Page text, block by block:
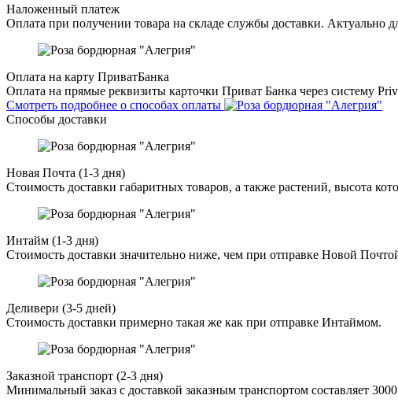
Наложенный платеж
Оплата при получении товара на складе службы доставки. Актуально
Оплата на карту ПриватБанка
Оплата на прямые реквизиты карточки Приват Банка через систему
Смотреть подробнее о способах оплаты
Способы доставки
Новая Почта (1-3 дня)
Стоимость доставки габаритных товаров, а также растений, высота
Интайм (1-3 дня)
Стоимость доставки значительно ниже, чем при отправке Новой
Деливери (3-5 дней)
Стоимость доставки примерно такая же как при отправке Интаймом.
Заказной транспорт (2-3 дня)
Минимальный заказ с доставкой заказным транспортом составляет